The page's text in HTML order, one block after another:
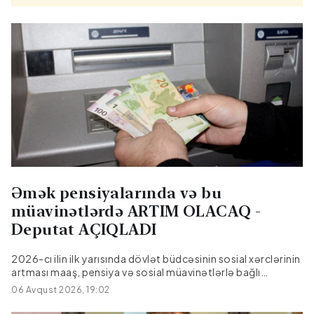
Əmək pensiyalarında və bu
müavinətlərdə ARTIM OLACAQ -
Deputat AÇIQLADI
2026-cı ilin ilk yarısında dövlət büdcəsinin sosial xərclərinin
artması maaş, pensiya və sosial müavinətlərlə bağlı
gözləntiləri yenidən aktuallaşdırıb. Sosial sahəyə ayrılan
vəsaitin artırılması əhalinin rifahının yaxşılaşdırılmasına
06 Avqust 2026, 19:02